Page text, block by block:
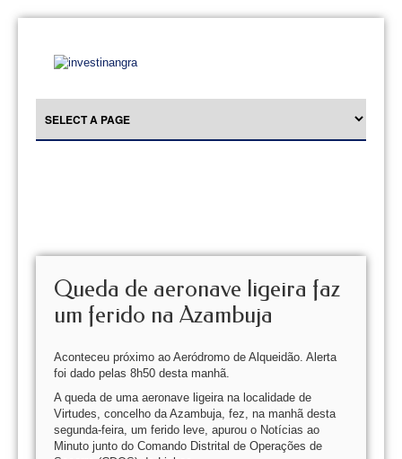
Queda de aeronave ligeira faz
um ferido na Azambuja
Aconteceu próximo ao Aeródromo de Alqueidão. Alerta
foi dado pelas 8h50 desta manhã.
A queda de uma aeronave ligeira na localidade de
Virtudes, concelho da Azambuja, fez, na manhã desta
segunda-feira, um ferido leve, apurou o Notícias ao
Minuto junto do Comando Distrital de Operações de